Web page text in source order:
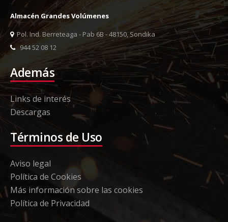
Almacén Grandes Volúmenes
Pol. Ind. Berreteaga - Pab 6B - 48150, Sondika
944 52 08 12
Además
Links de interés
Descargas
Términos de Uso
Aviso legal
Política de Cookies
Más información sobre las cookies
Política de Privacidad